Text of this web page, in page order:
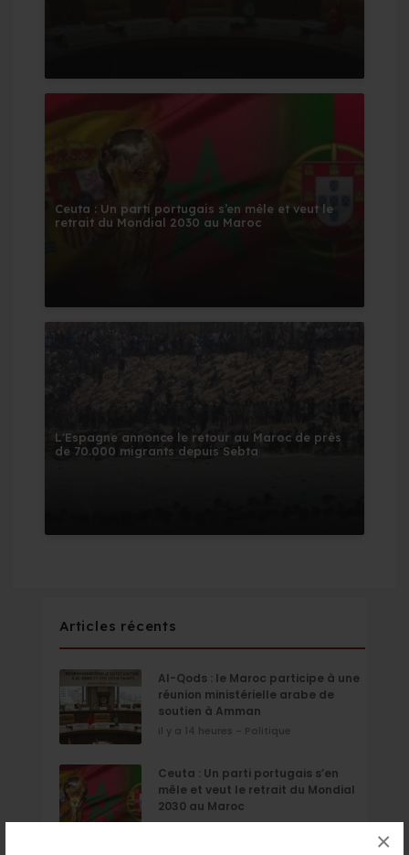
×
Ceuta : Un parti portugais s’en mêle et veut le
retrait du Mondial 2030 au Maroc
L'Espagne annonce le retour au Maroc de près
de 70.000 migrants depuis Sebta
Articles récents
Al-Qods : le Maroc participe à une
réunion ministérielle arabe de
soutien à Amman
il y a 14 heures - Politique
Ceuta : Un parti portugais s’en
mêle et veut le retrait du Mondial
2030 au Maroc
il y a 14 heures - Politique